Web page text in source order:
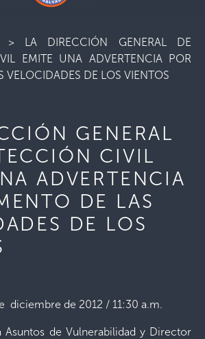
LA DIRECCIÓN GENERAL DE
EMITE UNA ADVERTENCIA POR
VELOCIDADES DE LOS VIENTOS
GENERAL
CIVIL
ADVERTENCIA
DE LAS
DE LOS
diciembre de 2012 / 11:30 a.m.
Asuntos de Vulnerabilidad y Director